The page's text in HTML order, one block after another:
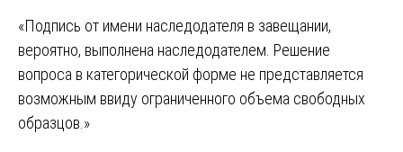
«Подпись от имени наследодателя в завещании,
вероятно, выполнена наследодателем. Решение
вопроса в категорической форме не представляется
возможным ввиду ограниченного объема свободных
образцов.»